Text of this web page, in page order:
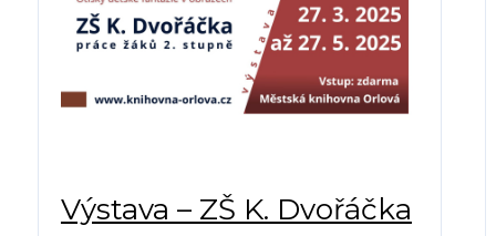
Výstava – ZŠ K. Dvořáčka